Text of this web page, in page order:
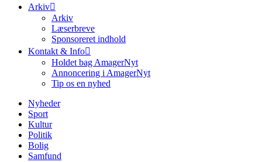
Arkiv
Arkiv
Læserbreve
Sponsoreret indhold
Kontakt & Info
Holdet bag AmagerNyt
Annoncering i AmagerNyt
Tip os en nyhed
Nyheder
Sport
Kultur
Politik
Bolig
Samfund